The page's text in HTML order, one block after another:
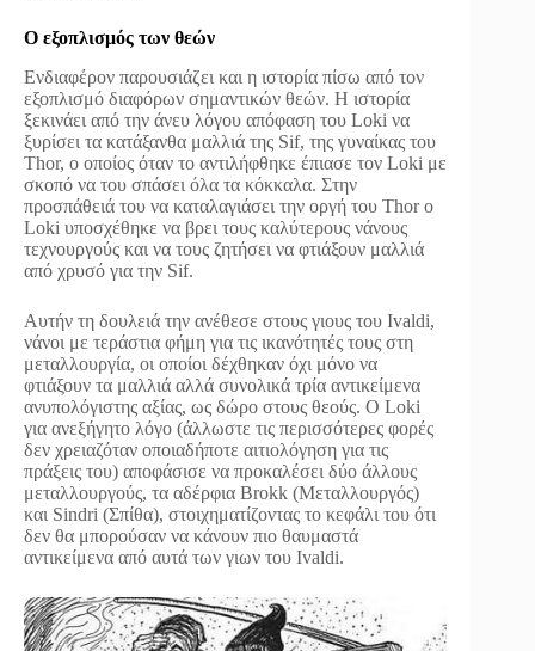
Ο εξοπλισμός των θεών
Ενδιαφέρον παρουσιάζει και η ιστορία πίσω από τον
εξοπλισμό διαφόρων σημαντικών θεών. Η ιστορία
ξεκινάει από την άνευ λόγου απόφαση του Loki να
ξυρίσει τα κατάξανθα μαλλιά της Sif, της γυναίκας του
Thor, ο οποίος όταν το αντιλήφθηκε έπιασε τον Loki με
σκοπό να του σπάσει όλα τα κόκκαλα. Στην
προσπάθειά του να καταλαγιάσει την οργή του Thor ο
Loki υποσχέθηκε να βρει τους καλύτερους νάνους
τεχνουργούς και να τους ζητήσει να φτιάξουν μαλλιά
από χρυσό για την Sif.
Αυτήν τη δουλειά την ανέθεσε στους γιους του Ivaldi,
νάνοι με τεράστια φήμη για τις ικανότητές τους στη
μεταλλουργία, οι οποίοι δέχθηκαν όχι μόνο να
φτιάξουν τα μαλλιά αλλά συνολικά τρία αντικείμενα
ανυπολόγιστης αξίας, ως δώρο στους θεούς. Ο Loki
για ανεξήγητο λόγο (άλλωστε τις περισσότερες φορές
δεν χρειαζόταν οποιαδήποτε αιτιολόγηση για τις
πράξεις του) αποφάσισε να προκαλέσει δύο άλλους
μεταλλουργούς, τα αδέρφια Brokk (Μεταλλουργός)
και Sindri (Σπίθα), στοιχηματίζοντας το κεφάλι του ότι
δεν θα μπορούσαν να κάνουν πιο θαυμαστά
αντικείμενα από αυτά των γιων του Ivaldi.